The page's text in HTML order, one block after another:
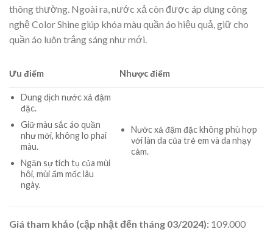
thông thường. Ngoài ra, nước xả còn được áp dụng công
nghệ Color Shine giúp khóa màu quần áo hiệu quả, giữ cho
quần áo luôn trắng sáng như mới.
Ưu điểm Nhược điểm
Dung dịch nước xả đậm
đặc.
Giữ màu sắc áo quần
như mới, không lo phai
màu.
Ngăn sự tích tụ của mùi
hôi, mùi ẩm mốc lâu
ngày.
Nước xả đậm đặc không phù hợp
với làn da của trẻ em và da nhạy
cảm.
Giá tham khảo (cập nhật đến tháng 03/2024): 109.000